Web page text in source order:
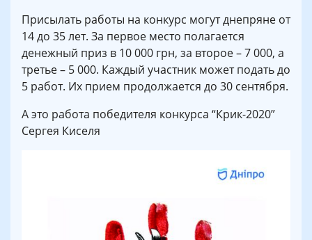
Присылать работы на конкурс могут днепряне от
14 до 35 лет. За первое место полагается
денежный приз в 10 000 грн, за второе – 7 000, а
третье – 5 000. Каждый участник может подать до
5 работ. Их прием продолжается до 30 сентября.
А это работа победителя конкурса “Крик-2020”
Сергея Киселя